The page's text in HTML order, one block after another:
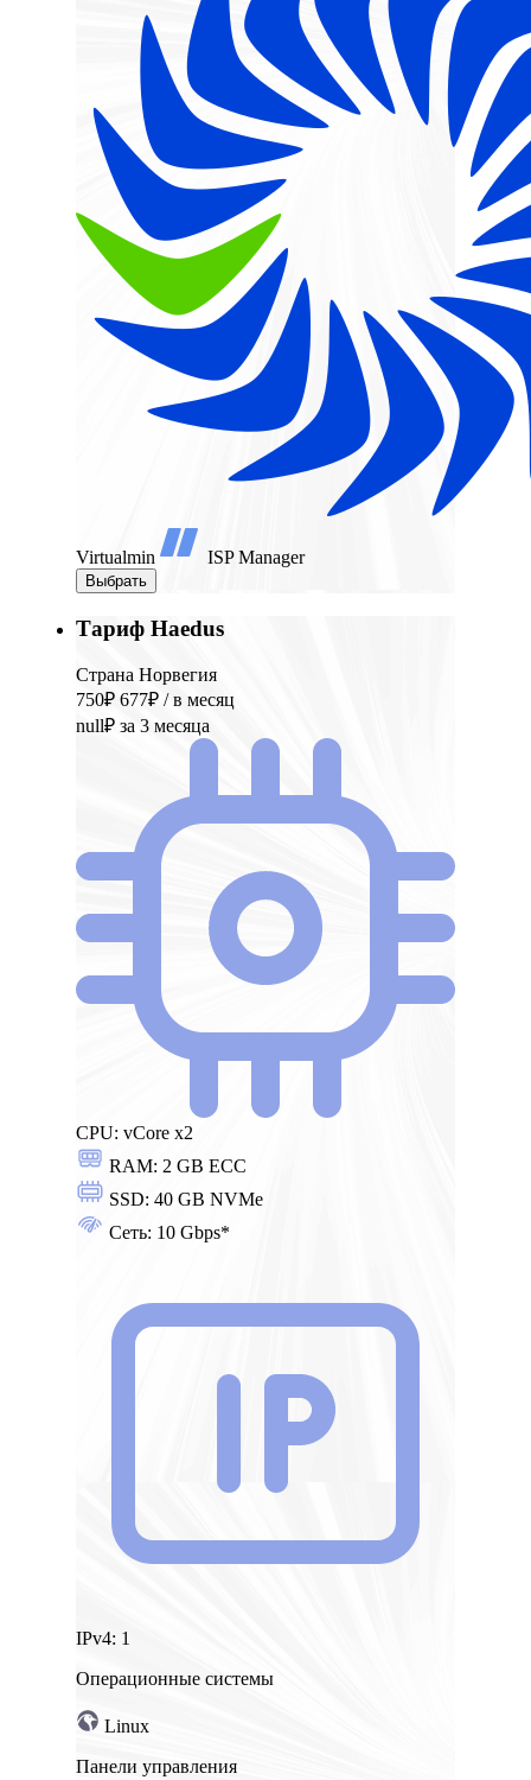
Virtualmin ISP Manager
Выбрать
Тариф Haedus
Страна Норвегия
750₽ 677₽ / в месяц
null₽ за 3 месяца
CPU: vCore x2
RAM: 2 GB ECC
SSD: 40 GB NVMe
Сеть: 10 Gbps*
IPv4: 1
Операционные системы
Linux
Панели управления